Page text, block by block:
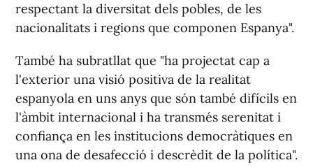
respectant la diversitat dels pobles, de les
nacionalitats i regions que componen Espanya".
També ha subratllat que "ha projectat cap a
l'exterior una visió positiva de la realitat
espanyola en uns anys que són també difícils en
l'àmbit internacional i ha transmés serenitat i
confiança en les institucions democràtiques en
una ona de desafecció i descrèdit de la política".